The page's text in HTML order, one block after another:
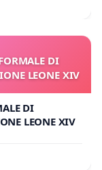
DI
LEONE XIV
DI
LEONE XIV